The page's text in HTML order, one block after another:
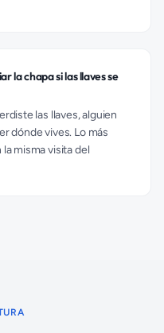
la chapa si las llaves se
las llaves, alguien
dónde vives. Lo más
misma visita del